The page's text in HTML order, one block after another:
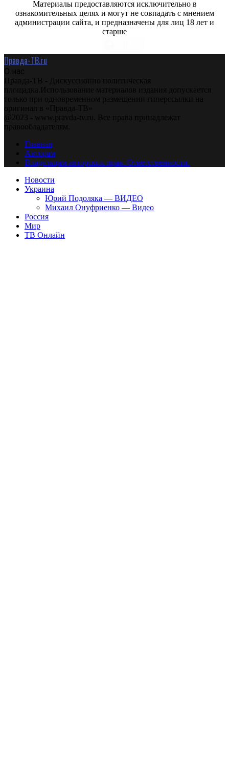
Материалы предоставляются исключительно в
ознакомительных целях и могут не совпадать с мнением
администрации сайта, и предназначены для лиц 18 лет и
старше
Правда-ТВ.ru
О нас
Правда-ТВ - Дискуссионно политическая
площадка.Использование материалов издания допускается
только при одновременном размещении гиперссылки на
оригинал в «Правда-ТВ»
@2023 - www.pravda-tv.ru. Все права принадлежат
правообладателям.
Главная
Авторам
Владельцам авторских прав. Ответственности.
Новости
Украина
Юрий Подоляка — ВИДЕО
Михаил Онуфриенко — Видео
Россия
Мир
ТВ Онлайн